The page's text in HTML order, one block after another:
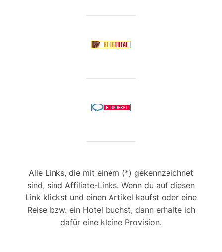
Alle Links, die mit einem (*) gekennzeichnet
sind, sind Affiliate-Links. Wenn du auf diesen
Link klickst und einen Artikel kaufst oder eine
Reise bzw. ein Hotel buchst, dann erhalte ich
dafür eine kleine Provision.